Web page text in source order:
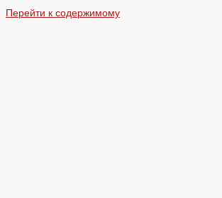
Перейти к содержимому